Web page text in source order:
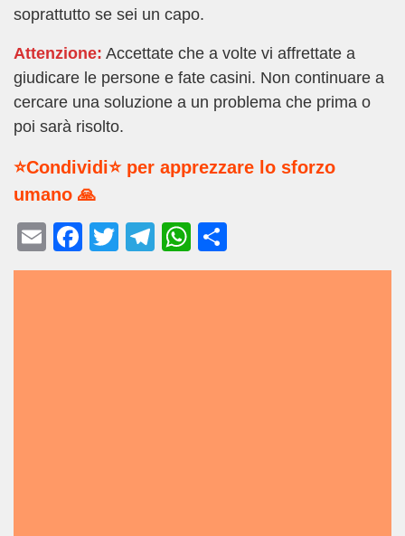
soprattutto se sei un capo.
Attenzione: Accettate che a volte vi affrettate a
giudicare le persone e fate casini. Non continuare a
cercare una soluzione a un problema che prima o
poi sarà risolto.
⭐Condividi⭐ per apprezzare lo sforzo
umano 🙏
E
m
F
a
T
wi
T
el
W
h
o